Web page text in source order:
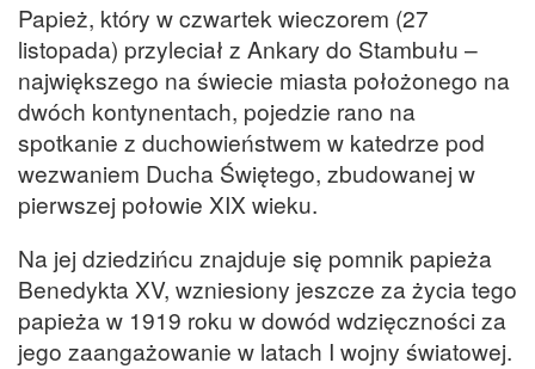
Papież, który w czwartek wieczorem (27
listopada) przyleciał z Ankary do Stambułu –
największego na świecie miasta położonego na
dwóch kontynentach, pojedzie rano na
spotkanie z duchowieństwem w katedrze pod
wezwaniem Ducha Świętego, zbudowanej w
pierwszej połowie XIX wieku.
Na jej dziedzińcu znajduje się pomnik papieża
Benedykta XV, wzniesiony jeszcze za życia tego
papieża w 1919 roku w dowód wdzięczności za
jego zaangażowanie w latach I wojny światowej.